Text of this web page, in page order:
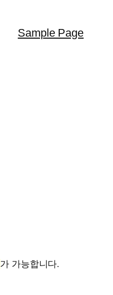
Sample Page
가 가능합니다.